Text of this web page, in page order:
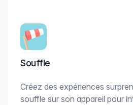
Souffle
Créez des expériences
souffle sur son appareil pour